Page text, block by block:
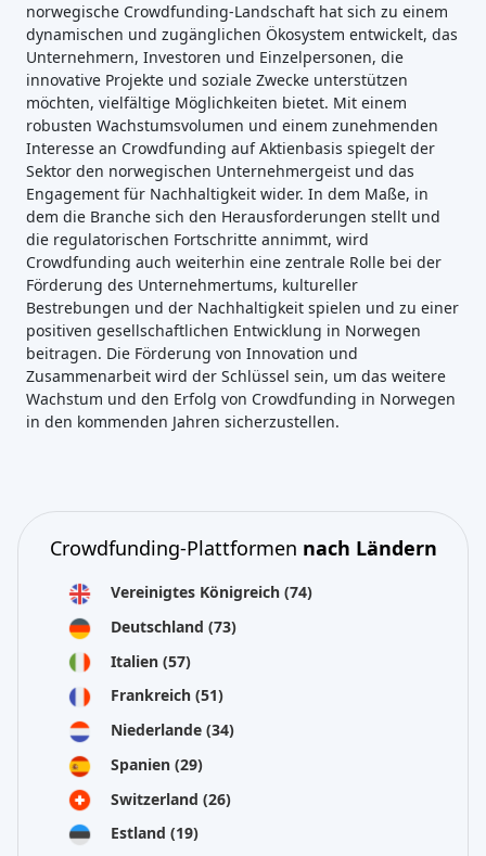
norwegische Crowdfunding-Landschaft hat sich zu einem
dynamischen und zugänglichen Ökosystem entwickelt, das
Unternehmern, Investoren und Einzelpersonen, die
innovative Projekte und soziale Zwecke unterstützen
möchten, vielfältige Möglichkeiten bietet. Mit einem
robusten Wachstumsvolumen und einem zunehmenden
Interesse an Crowdfunding auf Aktienbasis spiegelt der
Sektor den norwegischen Unternehmergeist und das
Engagement für Nachhaltigkeit wider. In dem Maße, in
dem die Branche sich den Herausforderungen stellt und
die regulatorischen Fortschritte annimmt, wird
Crowdfunding auch weiterhin eine zentrale Rolle bei der
Förderung des Unternehmertums, kultureller
Bestrebungen und der Nachhaltigkeit spielen und zu einer
positiven gesellschaftlichen Entwicklung in Norwegen
beitragen. Die Förderung von Innovation und
Zusammenarbeit wird der Schlüssel sein, um das weitere
Wachstum und den Erfolg von Crowdfunding in Norwegen
in den kommenden Jahren sicherzustellen.
Crowdfunding-Plattformen nach Ländern
Vereinigtes Königreich (74)
Deutschland (73)
Italien (57)
Frankreich (51)
Niederlande (34)
Spanien (29)
Switzerland (26)
Estland (19)